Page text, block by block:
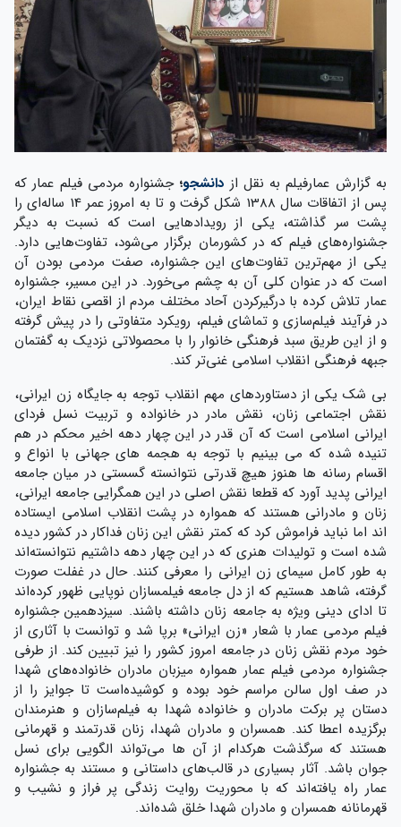
به گزارش عمارفیلم به نقل از دانشجو؛جشنواره مردمی فیلم عمار که
پس از اتفاقات سال 1388 شکل گرفت و تا به امروز عمر 14 ساله‌ای را
پشت سر گذاشته، یکی از رویدادهایی است که نسبت به دیگر
جشنواره‌های فیلم که در کشورمان برگزار می‌شود، تفاوت‌هایی دارد.
یکی از مهم‌ترین تفاوت‌های این جشنواره، صفت مردمی بودن آن
است که در عنوان کلی آن به چشم می‌خورد. در این مسیر، جشنواره
عمار تلاش کرده با درگیرکردن آحاد مختلف مردم از اقصی نقاط ایران،
در فرآیند فیلم‌سازی و تماشای فیلم، رویکرد متفاوتی را در پیش گرفته
و از این طریق سبد فرهنگی خانوار را با محصولاتی نزدیک به گفتمان
جبهه فرهنگی انقلاب اسلامی غنی‌تر کند.
بی شک یکی از دستاوردهای مهم انقلاب توجه به جایگاه زن ایرانی،
نقش اجتماعی زنان، نقش مادر در خانواده و تربیت نسل فردای
ایرانی اسلامی است که آن قدر در این چهار دهه اخیر محکم در هم
تنیده شده که می بینیم با توجه به هجمه های جهانی با انواع و
اقسام رسانه ها هنوز هیچ قدرتی نتوانسته گسستی در میان جامعه
ایرانی پدید آورد که قطعا نقش اصلی در این همگرایی جامعه ایرانی،
زنان و مادرانی هستند که همواره در پشت انقلاب اسلامی ایستاده
اند اما نباید فراموش کرد که کمتر نقش این زنان فداکار در کشور دیده
شده است و تولیدات هنری که در این چهار دهه داشتیم نتوانسته‌اند
به طور کامل سیمای زن ایرانی را معرفی کنند. حال در غفلت صورت
گرفته، شاهد هستیم که از دل جامعه فیلمسازان نوپایی ظهور کرده‌اند
تا ادای دینی ویژه به جامعه زنان داشته باشند. سیزدهمین جشنواره
فیلم مردمی عمار با شعار «زن ایرانی» برپا شد و توانست با آثاری از
خود مردم نقش زنان در جامعه امروز کشور را نیز تبیین کند. از طرفی
جشنواره مردمی فیلم عمار همواره میزبان مادران خانواده‌های شهدا
در صف اول سالن مراسم خود بوده‌ و کوشیده‌است تا جوایز را از
دستان پر برکت مادران و خانواده شهدا به فیلم‌سازان و هنرمندان
برگزیده اعطا کند. همسران و مادران شهدا، زنان قدرتمند و قهرمانی
هستند که سرگذشت هرکدام از آن ها می‌تواند الگویی برای نسل
جوان باشد. آثار بسیاری در قالب‌های داستانی و مستند به جشنواره
عمار راه یافته‌اند که با محوریت روایت زندگی پر فراز و نشیب و
قهرمانانه همسران و مادران شهدا خلق شده‌اند.